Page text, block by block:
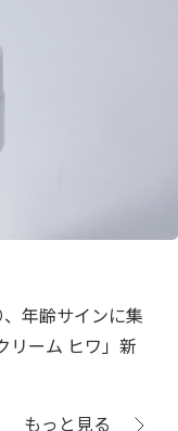
、年齢サインに集
リーム ヒワ」新
もっと見る